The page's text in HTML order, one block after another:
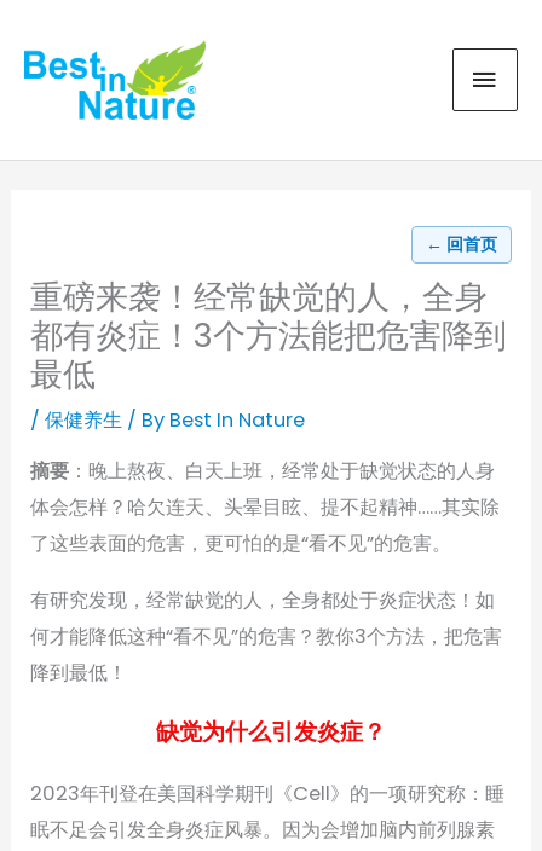
content
← 回首页
重磅来袭！经常缺觉的人，全身
都有炎症！3个方法能把危害降到
最低
/保健养生 / By Best In Nature
摘要 ：晚上熬夜、白天上班，经常处于缺觉状态的人身
体会怎样？哈欠连天、头晕目眩、提不起精神……其实除
了这些表面的危害，更可怕的是“看不见”的危害。
有研究发现，经常缺觉的人，全身都处于炎症状态！如
何才能降低这种“看不见”的危害？教你3个方法，把危害
降到最低！
缺觉为什么引发炎症？
2023年刊登在美国科学期刊《Cell》的一项研究称：睡
眠不足会引发全身炎症风暴。因为会增加脑内前列腺素